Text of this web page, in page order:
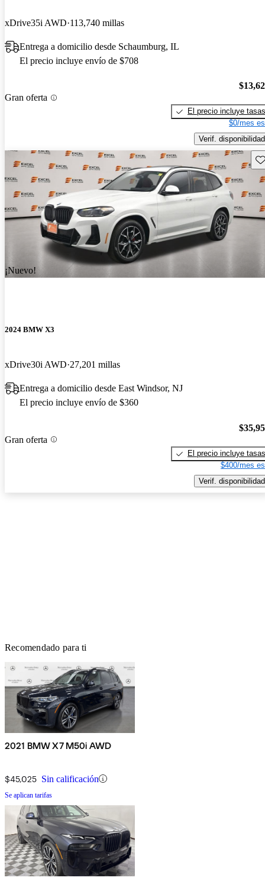
xDrive35i AWD 113,740 millas
Entrega a domicilio desde Schaumburg, IL
El precio incluye envío de $708
Gran oferta
El precio incluye tasas
$0/mes
Verif. disponibilidad
¡Nuevo!
2024 BMW X3
xDrive30i AWD 27,201 millas
Entrega a domicilio desde East Windsor, NJ
El precio incluye envío de $360
Gran oferta
El precio incluye tasas
$400/mes
Verif. disponibilidad
Recomendado para ti
2021 BMW X7 M50i AWD
$45,025 Sin calificación
Se aplican tarifas